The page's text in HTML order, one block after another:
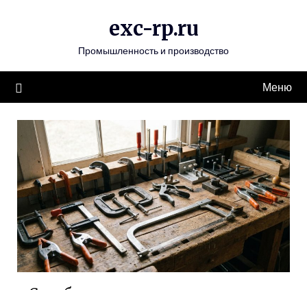
exc-rp.ru
Промышленность и производство
Меню